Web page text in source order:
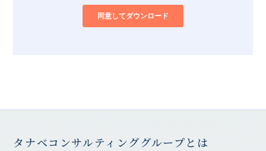
タナベコンサルティンググループとは